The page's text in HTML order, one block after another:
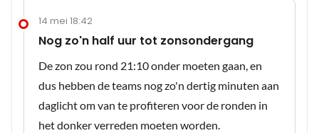
14 mei 18:42
Nog zo'n half uur tot zonsondergang
De zon zou rond 21:10 onder moeten gaan, en
dus hebben de teams nog zo'n dertig minuten aan
daglicht om van te profiteren voor de ronden in
het donker verreden moeten worden.